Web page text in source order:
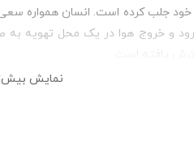
جلب کرده است. انسان همواره
ورود و خروج هوا در یک محل تهویه
یافته است.
نمایش